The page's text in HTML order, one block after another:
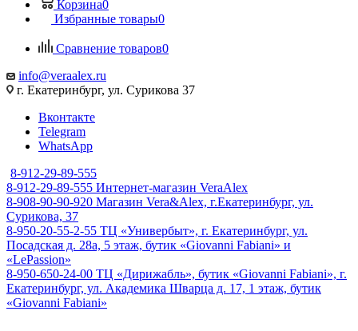
Корзина0
Избранные товары0
Сравнение товаров0
info@veraalex.ru
г. Екатеринбург, ул. Сурикова 37
Вконтакте
Telegram
WhatsApp
8-912-29-89-555
8-912-29-89-555 Интернет-магазин VeraAlex
8-908-90-90-920 Магазин Vera&Alex, г.Екатеринбург, ул.
Сурикова, 37
8-950-20-55-2-55 ТЦ «Универбыт», г. Екатеринбург, ул.
Посадская д. 28а, 5 этаж, бутик «Giovanni Fabiani» и
«LePassion»
8-950-650-24-00 ТЦ «Дирижабль», бутик «Giovanni Fabiani», г.
Екатеринбург, ул. Академика Шварца д. 17, 1 этаж, бутик
«Giovanni Fabiani»